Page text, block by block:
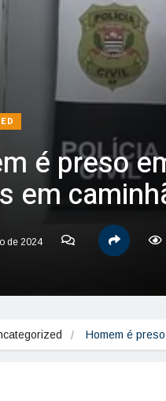
é preso
em
de 2024
Homem é